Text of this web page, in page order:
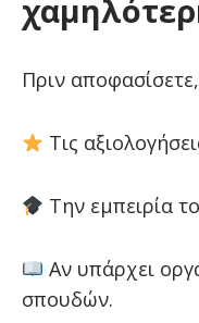
Πριν
Τις
Την εμπειρία
Αν υπάρχει
σπουδών.